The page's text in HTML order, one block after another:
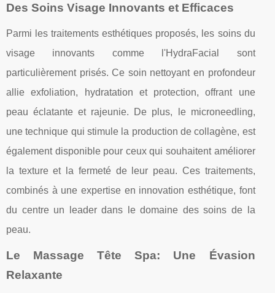
Des Soins Visage Innovants et Efficaces
Parmi les traitements esthétiques proposés, les soins du
visage innovants comme l'HydraFacial sont
particulièrement prisés. Ce soin nettoyant en profondeur
allie exfoliation, hydratation et protection, offrant une
peau éclatante et rajeunie. De plus, le microneedling,
une technique qui stimule la production de collagène, est
également disponible pour ceux qui souhaitent améliorer
la texture et la fermeté de leur peau. Ces traitements,
combinés à une expertise en innovation esthétique, font
du centre un leader dans le domaine des soins de la
peau.
Le Massage Tête Spa: Une Évasion
Relaxante